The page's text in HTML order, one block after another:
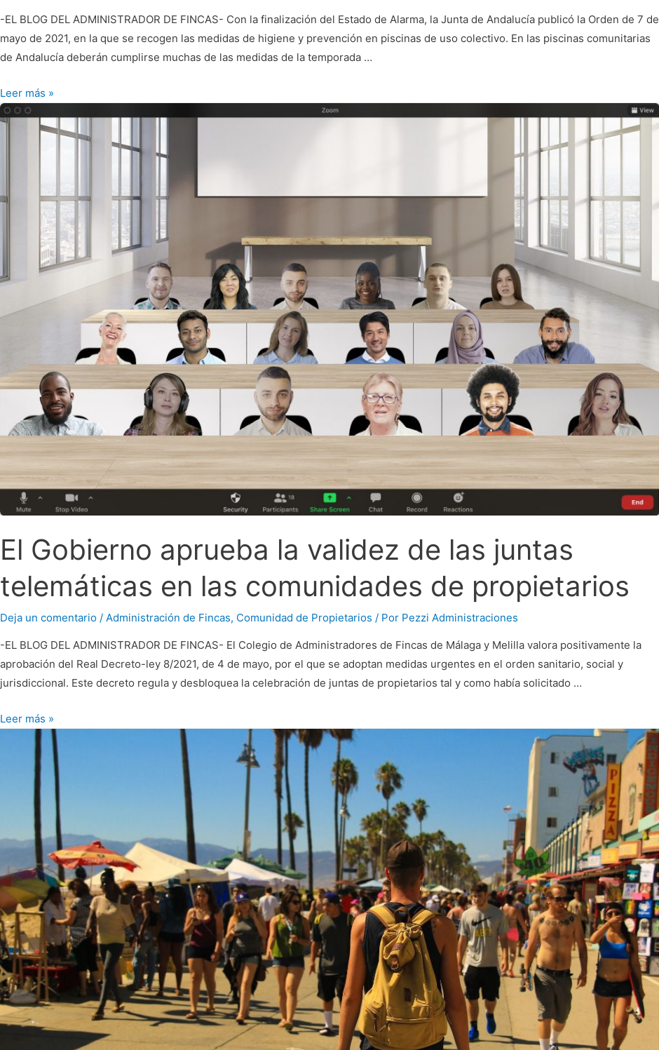
-EL BLOG DEL ADMINISTRADOR DE FINCAS- Con la finalización del Estado de Alarma, la Junta de Andalucía publicó la Orden de 7 de
mayo de 2021, en la que se recogen las medidas de higiene y prevención en piscinas de uso colectivo. En las piscinas comunitarias
de Andalucía deberán cumplirse muchas de las medidas de la temporada …
Leer más »
El Gobierno aprueba la validez de las juntas
telemáticas en las comunidades de propietarios
Deja un comentario / Administración de Fincas, Comunidad de Propietarios / Por Pezzi Administraciones
-EL BLOG DEL ADMINISTRADOR DE FINCAS- El Colegio de Administradores de Fincas de Málaga y Melilla valora positivamente la
aprobación del Real Decreto-ley 8/2021, de 4 de mayo, por el que se adoptan medidas urgentes en el orden sanitario, social y
jurisdiccional. Este decreto regula y desbloquea la celebración de juntas de propietarios tal y como había solicitado …
Leer más »